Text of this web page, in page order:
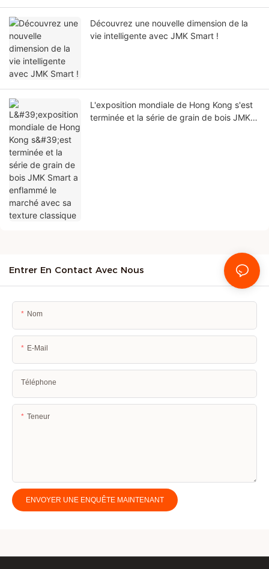
Découvrez une nouvelle dimension de la
vie intelligente avec JMK Smart !
L'exposition mondiale de Hong Kong s'est
terminée et la série de grain de bois JMK
Entrer En Contact Avec Nous
Nom
E-Mail
Téléphone
Teneur
ENVOYER UNE ENQUÊTE MAINTENANT